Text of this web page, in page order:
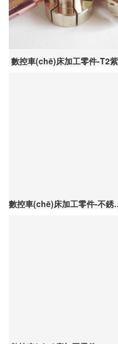
數控車(chē)床加工零件-T2
數控車